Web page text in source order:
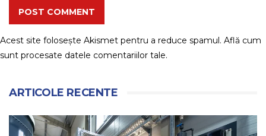
POST COMMENT
Acest site folosește Akismet pentru a reduce spamul. Află cum
sunt procesate datele comentariilor tale.
ARTICOLE RECENTE